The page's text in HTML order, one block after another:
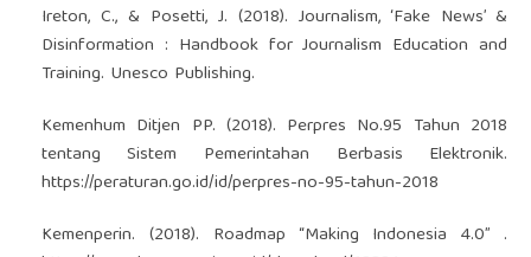
Ireton, C., & Posetti, J. (2018). Journalism, ‘Fake News’ &
Disinformation : Handbook for Journalism Education and
Training. Unesco Publishing.
Kemenhum Ditjen PP. (2018). Perpres No.95 Tahun 2018
tentang Sistem Pemerintahan Berbasis Elektronik.
https://peraturan.go.id/id/perpres-no-95-tahun-2018
Kemenperin. (2018). Roadmap “Making Indonesia 4.0” .